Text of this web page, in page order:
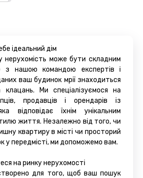
ідеальний дім
нерухомість може бути складним
з нашою командою експертів і
ваш будинок мрії знаходиться
Ми спеціалізуємося на
продавців і орендарів із
відповідає їхнім унікальним
життя. Незалежно від того, чи
квартиру в місті чи просторий
у передмісті, ми допоможемо вам.
на ринку нерухомості
для того, щоб ваш пошук